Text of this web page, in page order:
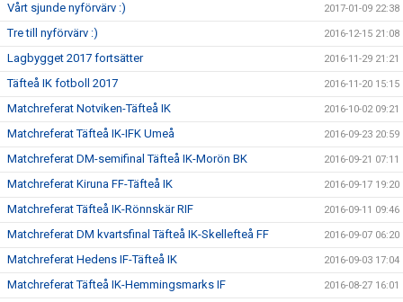
Vårt sjunde nyförvärv :) 2017-01-09 22:38
Tre till nyförvärv :) 2016-12-15 21:08
Lagbygget 2017 fortsätter 2016-11-29 21:21
Täfteå IK fotboll 2017 2016-11-20 15:15
Matchreferat Notviken-Täfteå IK 2016-10-02 09:21
Matchreferat Täfteå IK-IFK Umeå 2016-09-23 20:59
Matchreferat DM-semifinal Täfteå IK-Morön BK 2016-09-21 07:11
Matchreferat Kiruna FF-Täfteå IK 2016-09-17 19:20
Matchreferat Täfteå IK-Rönnskär RIF 2016-09-11 09:46
Matchreferat DM kvartsfinal Täfteå IK-Skellefteå FF 2016-09-07 06:20
Matchreferat Hedens IF-Täfteå IK 2016-09-03 17:04
Matchreferat Täfteå IK-Hemmingsmarks IF 2016-08-27 16:01